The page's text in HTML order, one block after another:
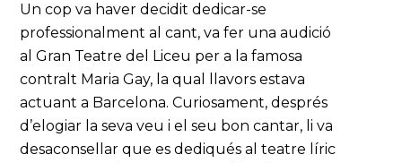
Un cop va haver decidit dedicar-se
professionalment al cant, va fer una audició
al Gran Teatre del Liceu per a la famosa
contralt Maria Gay, la qual llavors estava
actuant a Barcelona. Curiosament, després
d’elogiar la seva veu i el seu bon cantar, li va
desaconsellar que es dediqués al teatre líric